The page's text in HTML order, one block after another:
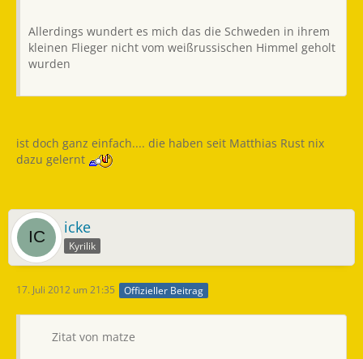
Allerdings wundert es mich das die Schweden in ihrem
kleinen Flieger nicht vom weißrussischen Himmel geholt
wurden
ist doch ganz einfach.... die haben seit Matthias Rust nix
dazu gelernt
icke
Kyrilik
17. Juli 2012 um 21:35 Offizieller Beitrag
Zitat von matze